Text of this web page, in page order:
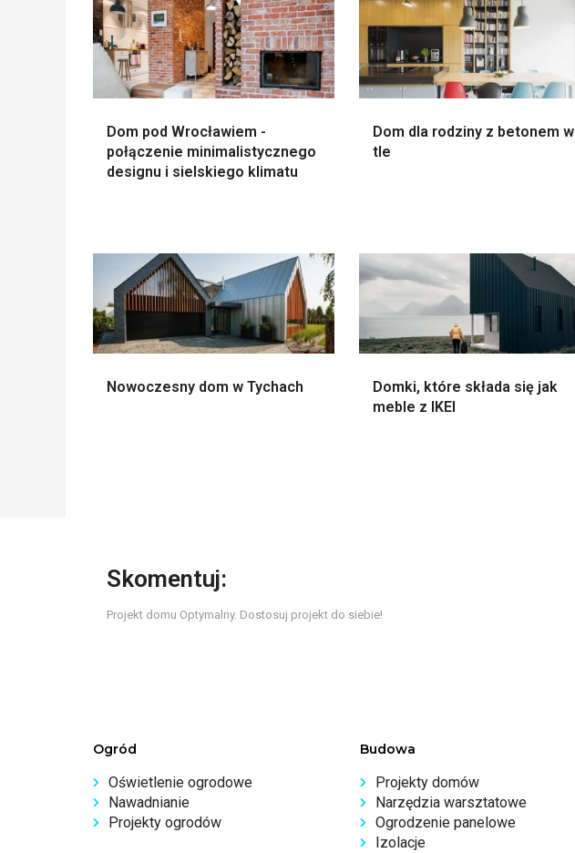
Dom pod Wrocławiem -
połączenie minimalistycznego
designu i sielskiego klimatu
Dom dla rodziny z betonem w
tle
Nowoczesny dom w Tychach
Domki, które składa się jak
meble z IKEI
Skomentuj:
Projekt domu Optymalny. Dostosuj projekt do siebie!
Ogród
Oświetlenie ogrodowe
Nawadnianie
Projekty ogrodów
Budowa
Projekty domów
Narzędzia warsztatowe
Ogrodzenie panelowe
Izolacje